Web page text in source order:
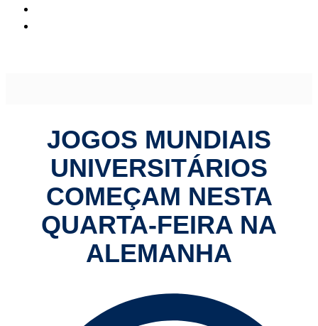
JOGOS MUNDIAIS
UNIVERSITÁRIOS
COMEÇAM NESTA
QUARTA-FEIRA NA
ALEMANHA